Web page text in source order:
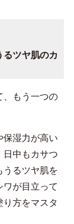
るツヤ肌のカ
、もう一つの
保湿力が高い
日中もカサつ
るツヤ肌を
が目立って
方をマスタ